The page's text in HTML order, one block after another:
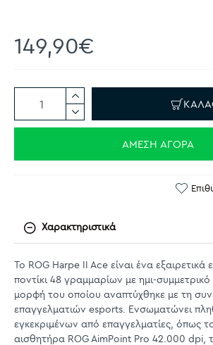
149,90€
ΆΜΕΣΗ ΑΓΟΡΆ
Χαρακτηριστικά
Το ROG Harpe II Ace είναι ένα
ποντίκι 48 γραμμαρίων με ημι-
μορφή του οποίου αναπτύχθηκε με τη
επαγγελματιών esports. Ενσωματώνει
εγκεκριμένων από επαγγελματίες, όπως
αισθητήρα ROG AimPoint Pro 42.000 dpi,